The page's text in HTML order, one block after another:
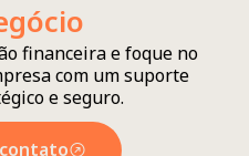
financeira e foque no
com um suporte
e seguro.